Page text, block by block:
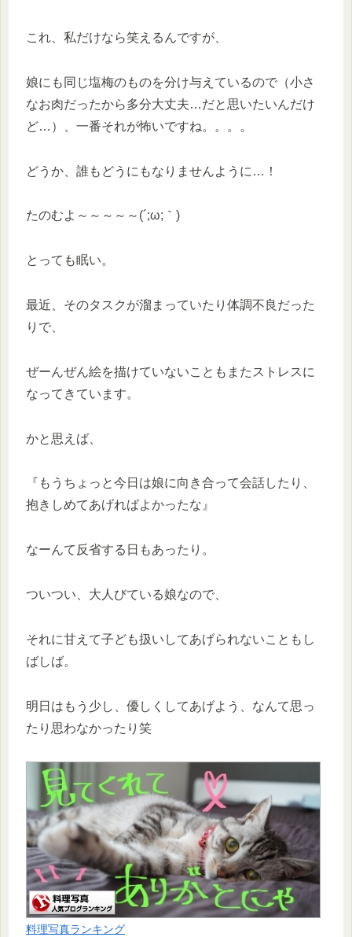
これ、私だけなら笑えるんですが、
娘にも同じ塩梅のものを分け与えているので（小さ
なお肉だったから多分大丈夫…だと思いたいんだけ
ど…）、一番それが怖いですね。。。。
どうか、誰もどうにもなりませんように…！
たのむよ～～～～～(´;ω;｀)
とっても眠い。
最近、そのタスクが溜まっていたり体調不良だった
りで、
ぜーんぜん絵を描けていないこともまたストレスに
なってきています。
かと思えば、
『もうちょっと今日は娘に向き合って会話したり、
抱きしめてあげればよかったな』
なーんて反省する日もあったり。
ついつい、大人びている娘なので、
それに甘えて子ども扱いしてあげられないこともし
ばしば。
明日はもう少し、優しくしてあげよう、なんて思っ
たり思わなかったり笑
料理写真ランキング